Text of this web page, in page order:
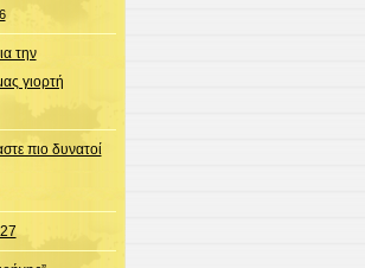
την
γιορτή
πιο δυνατοί